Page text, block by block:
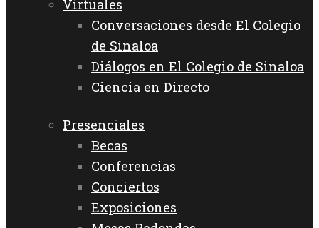
Virtuales
Conversaciones desde El Colegio
de Sinaloa
Diálogos en El Colegio de Sinaloa
Ciencia en Directo
Presenciales
Becas
Conferencias
Conciertos
Exposiciones